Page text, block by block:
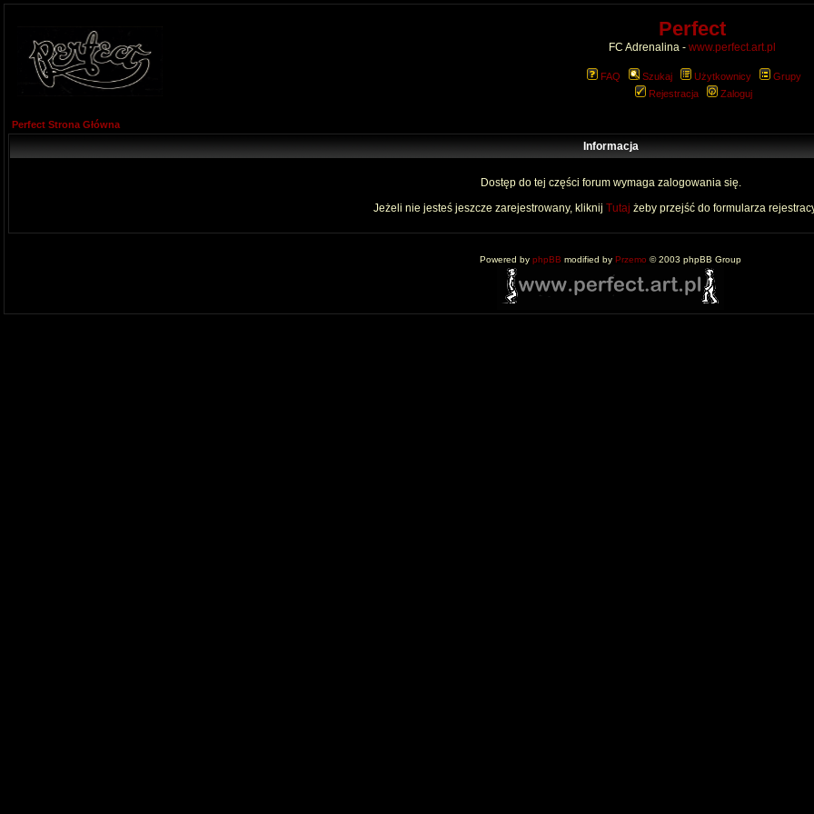
Perfect
FC Adrenalina - www.perfect.art.pl
FAQ Szukaj Użytkownicy
Grupy
Rejestracja
Zaloguj
Perfect Strona Główna
Informacja
Dostęp do tej części forum wymaga zalogowania się.
Jeżeli nie jesteś jeszcze zarejestrowany, kliknij Tutaj żeby przejść do formularza
Powered by phpBB modified by Przemo © 2003 phpBB Group